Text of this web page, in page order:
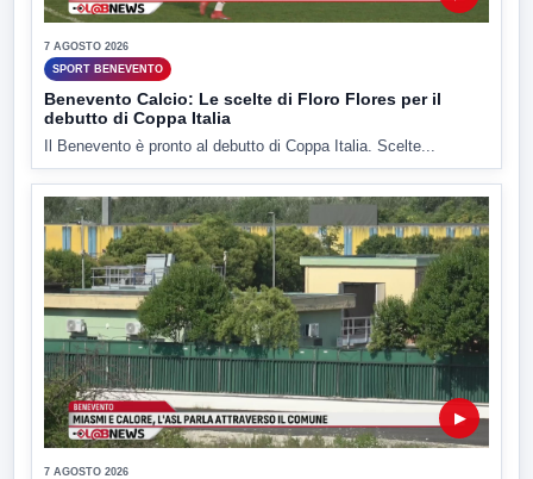
7 AGOSTO 2026
SPORT BENEVENTO
Benevento Calcio: Le scelte di Floro Flores per il
debutto di Coppa Italia
Il Benevento è pronto al debutto di Coppa Italia. Scelte...
▶
7 AGOSTO 2026